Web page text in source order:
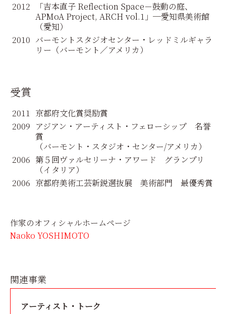
2012
「吉本直子 Reflection Space－鼓動の庭、
APMoA Project, ARCH vol.1」─愛知県美術館
（愛知）
2010 バーモントスタジオセンター・レッドミルギャラ
リー （バーモント／アメリカ）
受賞
2011 京都府文化賞奨励賞
2009 アジアン・アーティスト・フェローシップ 名誉
賞
（バーモント・スタジオ・センター/アメリカ）
2006 第５回ヴァルセリーナ・アワード グランプリ
（イタリア）
2006 京都府美術工芸新鋭選抜展 美術部門 最優秀賞
作家のオフィシャルホームページ
Naoko YOSHIMOTO
関連事業
アーティスト・トーク